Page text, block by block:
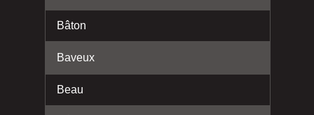
Bâton
Baveux
Beau